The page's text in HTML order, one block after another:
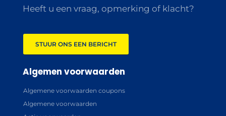
Heeft u een vraag, opmerking of klacht?
STUUR ONS EEN BERICHT
Algemen voorwaarden
Algemene voorwaarden coupons
Algemene voorwaarden